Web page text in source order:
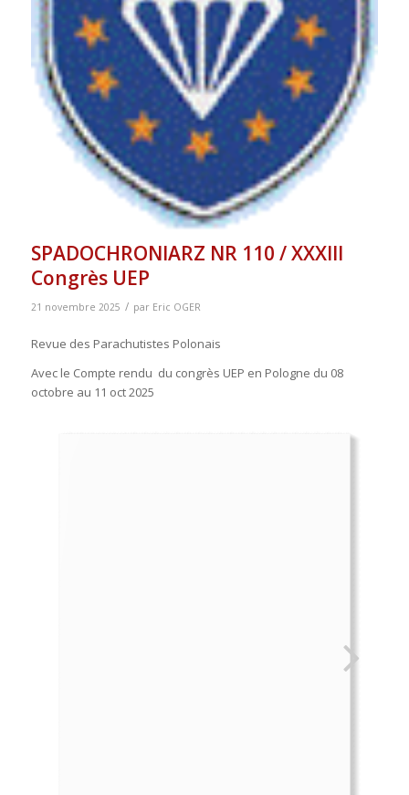
SPADOCHRONIARZ NR 110 / XXXIII
Congrès UEP
21 novembre 2025 / par Eric OGER
Revue des Parachutistes Polonais
Avec le Compte rendu du congrès UEP en Pologne du 08
octobre au 11 oct 2025